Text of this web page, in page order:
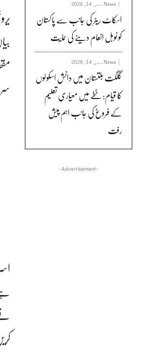
News مئی 14, 2026
اسکاٹ ریٹر کی جانب سے پاکستان
کو نوبل انعام دینے کی حمایت
News مئی 14, 2026
گلگت بلتستان میں دانش اسکولوں
کا قیام: خطے میں معیاری تعلیم
کے فروغ کی جانب اہم پیش
رفت
-Advertisement-